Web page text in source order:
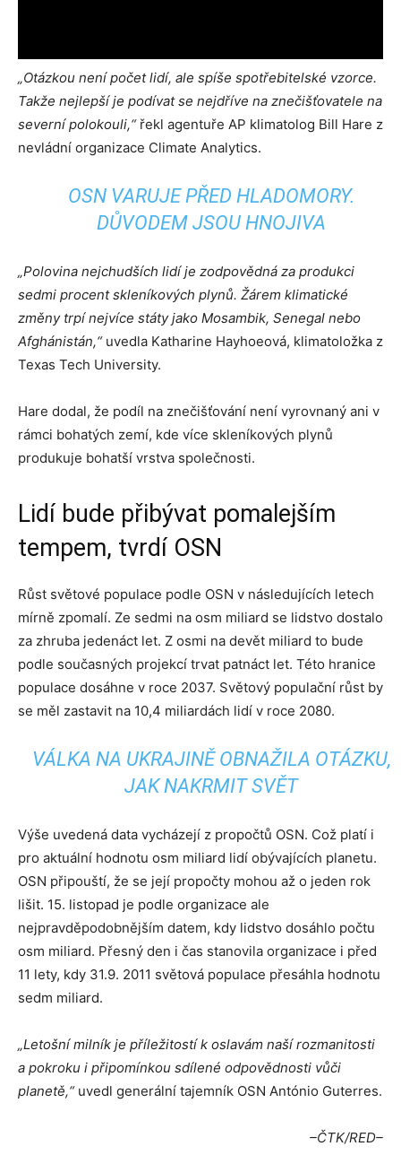
„Otázkou není počet lidí, ale spíše spotřebitelské vzorce.
Takže nejlepší je podívat se nejdříve na znečišťovatele na
severní polokouli,“řekl agentuře AP klimatolog Bill Hare z
nevládní organizace Climate Analytics.
OSN VARUJE PŘED HLADOMORY.
DŮVODEM JSOU HNOJIVA
„Polovina nejchudších lidí je zodpovědná za produkci
sedmi procent skleníkových plynů. Žárem klimatické
změny trpí nejvíce státy jako Mosambik, Senegal nebo
Afghánistán,“uvedla Katharine Hayhoeová, klimatoložka z
Texas Tech University.
Hare dodal, že podíl na znečišťování není vyrovnaný ani v
rámci bohatých zemí, kde více skleníkových plynů
produkuje bohatší vrstva společnosti.
Lidí bude přibývat pomalejším
tempem, tvrdí OSN
Růst světové populace podle OSN v následujících letech
mírně zpomalí. Ze sedmi na osm miliard se lidstvo dostalo
za zhruba jedenáct let. Z osmi na devět miliard to bude
podle současných projekcí trvat patnáct let. Této hranice
populace dosáhne v roce 2037. Světový populační růst by
se měl zastavit na 10,4 miliardách lidí v roce 2080.
VÁLKA NA UKRAJINĚ OBNAŽILA OTÁZKU,
JAK NAKRMIT SVĚT
Výše uvedená data vycházejí z propočtů OSN. Což platí i
pro aktuální hodnotu osm miliard lidí obývajících planetu.
OSN připouští, že se její propočty mohou až o jeden rok
lišit. 15. listopad je podle organizace ale
nejpravděpodobnějším datem, kdy lidstvo dosáhlo počtu
osm miliard. Přesný den i čas stanovila organizace i před
11 lety, kdy 31.9. 2011 světová populace přesáhla hodnotu
sedm miliard.
„Letošní milník je příležitostí k oslavám naší rozmanitosti
a pokroku i připomínkou sdílené odpovědnosti vůči
planetě,“uvedl generální tajemník OSN António Guterres.
–ČTK/RED–